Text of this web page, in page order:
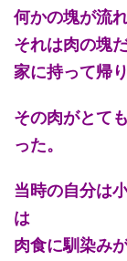
何かの塊が流
それは肉の塊
家に持って帰
その肉がとて
った。
当時の自分は
は
肉食に馴染み